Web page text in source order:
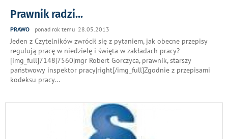
Prawnik radzi...
PRAWO ponad rok temu 28.05.2013
Jeden z Czytelników zwrócił się z pytaniem, jak obecne przepisy
regulują pracę w niedzielę i święta w zakładach pracy?
[img_full]7148|7560|mgr Robert Gorczyca, prawnik, starszy
państwowy inspektor pracy|right[/img_full]Zgodnie z przepisami
kodeksu pracy...